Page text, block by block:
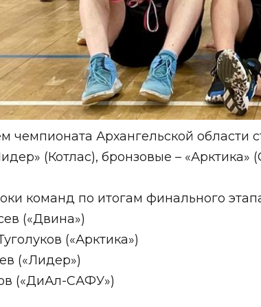
чемпионата Архангельской
(Котлас), бронзовые – «Арктика»
команд по итогам финального
(«Двина»)
(«Арктика»)
(«Лидер»)
(«ДиАл-САФУ»)